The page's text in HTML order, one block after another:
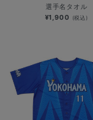
選手名タオル
¥1,900 (税込)